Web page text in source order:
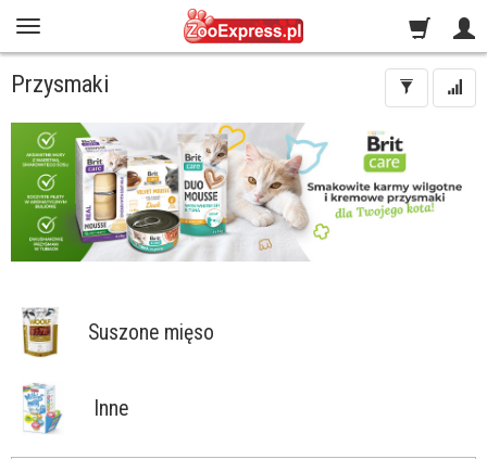
Przysmaki
Suszone mięso
Inne